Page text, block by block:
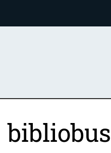
bibliobus